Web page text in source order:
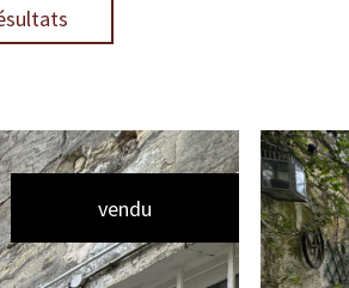
vendu